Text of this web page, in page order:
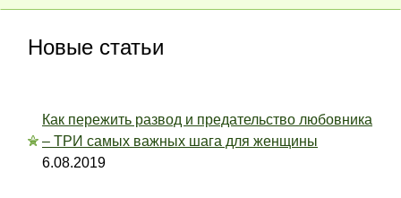
Новые статьи
Как пережить развод и предательство любовника
– ТРИ самых важных шага для женщины
6.08.2019